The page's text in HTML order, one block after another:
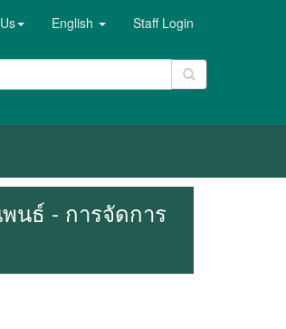
English Staff Login
พนธ์ - การจัดการ